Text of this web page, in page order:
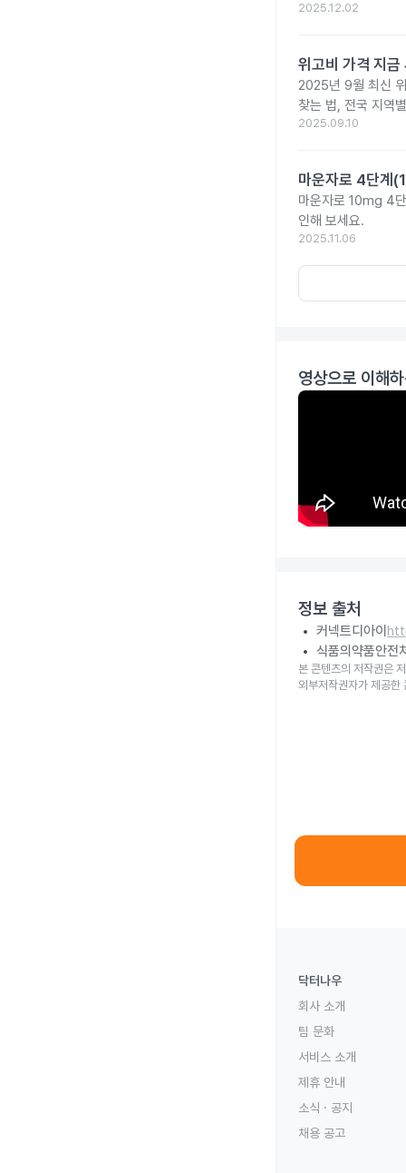
2025.12.02
위고비 가격 지금
2025년 9월 최신
찾는 법, 전국 지역
2025.09.10
마운자로 4단계
마운자로 10mg 4
인해 보세요.
2025.11.06
영상으로 이해
정보 출처
커넥트디아이
식품의약품안전
본 콘텐츠의 저작권은
외부저작권자가 제공한
닥터나우
회사 소개
팀 문화
서비스 소개
제휴 안내
소식 · 공지
채용 공고